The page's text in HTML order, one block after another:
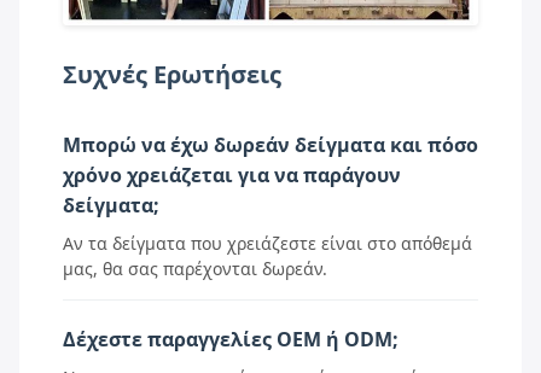
Συχνές Ερωτήσεις
Μπορώ να έχω δωρεάν δείγματα και πόσο
χρόνο χρειάζεται για να παράγουν
δείγματα;
Αν τα δείγματα που χρειάζεστε είναι στο απόθεμά
μας, θα σας παρέχονται δωρεάν.
Δέχεστε παραγγελίες OEM ή ODM;